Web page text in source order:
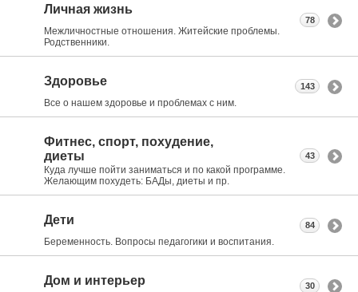
Личная жизнь
Межличностные отношения. Житейские проблемы.
Родственники.
78
Здоровье
Все о нашем здоровье и проблемах с ним.
143
Фитнес, спорт, похудение,
диеты
Куда лучше пойти заниматься и по какой программе.
Желающим похудеть: БАДы, диеты и пр.
43
Дети
Беременность. Вопросы педагогики и воспитания.
84
Дом и интерьер 30